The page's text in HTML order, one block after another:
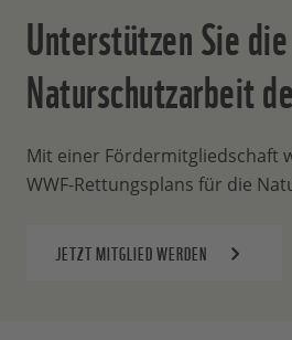
Unterstützen Sie die
Naturschutzarbeit
Mit einer Fördermitgliedschaft
WWF-Rettungsplans für die
JETZT MITGLIED WERDEN